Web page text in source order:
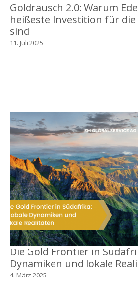
Goldrausch 2.0: Warum
heißeste Investition für die
sind
11. Juli 2025
Die Gold Frontier in
Dynamiken und lokale
4. März 2025